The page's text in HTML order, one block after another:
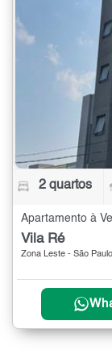
2 quartos
Apartamento à
Vila Ré
Zona Leste - São Paulo